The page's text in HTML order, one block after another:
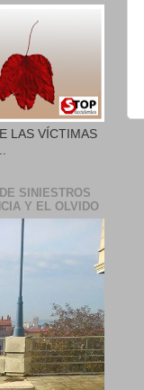
LAS VÍCTIMAS
SINIESTROS
Y EL OLVIDO